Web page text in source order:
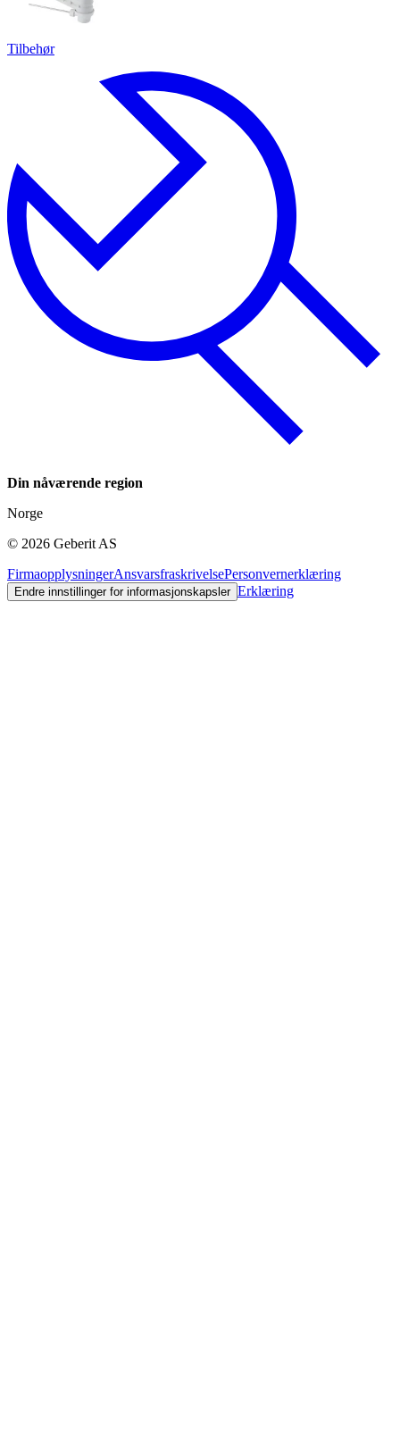
Tilbehør
Din nåværende region
Norge
© 2026 Geberit AS
FirmaopplysningerAnsvarsfraskrivelsePersonvernerklæring
Endre innstillinger for informasjonskapsler Erklæring